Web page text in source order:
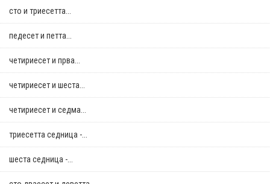
сто и триесетта...
педесет и петта...
четириесет и прва...
четириесет и шеста...
четириесет и седма...
триесетта седница -...
шеста седница -...